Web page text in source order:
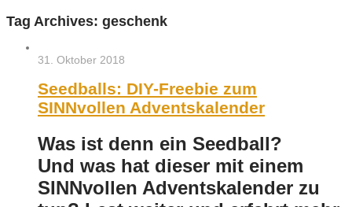
Tag Archives: geschenk
31. Oktober 2018
Seedballs: DIY-Freebie zum
SINNvollen Adventskalender
Was ist denn ein Seedball?
Und was hat dieser mit einem
SINNvollen Adventskalender zu